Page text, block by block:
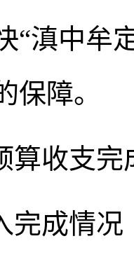
“滇中牟
保障。
算收支完
完成情况